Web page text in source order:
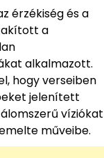
érzékiség és a
a
alkalmazott.
hogy verseiben
jelenített
víziókat
műveibe.